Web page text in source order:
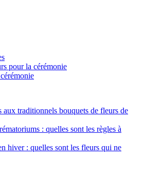
pour la cérémonie
aux traditionnels bouquets de fleurs de
: quelles sont les règles à
hiver : quelles sont les fleurs qui ne